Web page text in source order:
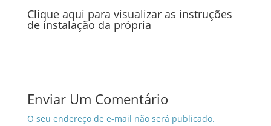
Clique aqui para visualizar as instruções
de instalação da própria
Enviar Um Comentário
O seu endereço de e-mail não será publicado.